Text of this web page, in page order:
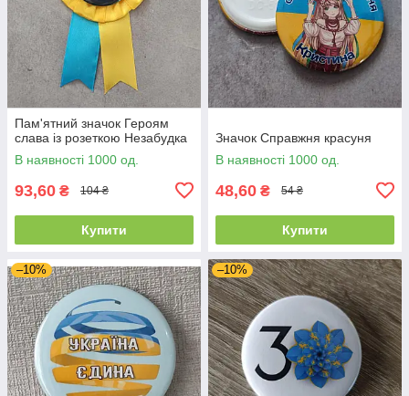
Пам'ятний значок Героям
слава із розеткою Незабудка
В наявності 1000 од.
93,60 ₴ 104 ₴
Купити
Значок Справжня красуня
В наявності 1000 од.
48,60 ₴ 54 ₴
Купити
–10% –10%